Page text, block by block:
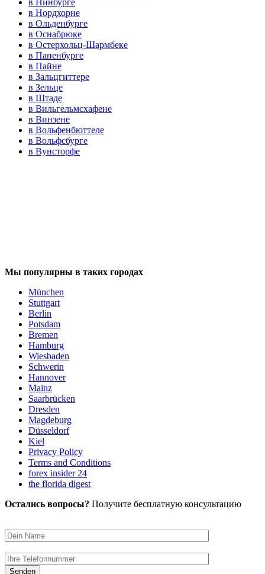
в Нинбурге
в Нордхорне
в Ольденбурге
в Оснабрюке
в Остерхольц-Шармбеке
в Папенбурге
в Пайне
в Зальцгиттере
в Зельце
в Штаде
в Вильгельмсхафене
в Винзене
в Вольфенбюттеле
в Вольфсбурге
в Вунсторфе
Мы популярны в таких городах
München
Stuttgart
Berlin
Potsdam
Bremen
Hamburg
Wiesbaden
Schwerin
Hannover
Mainz
Saarbrücken
Dresden
Magdeburg
Düsseldorf
Kiel
Privacy Policy
Terms and Conditions
forex insider 24
the florida digest
Остались вопросы? Получите бесплатную консультацию